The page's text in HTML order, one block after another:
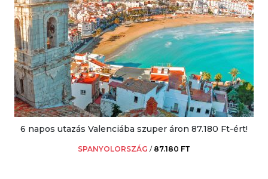
6 napos utazás Valenciába szuper áron 87.180 Ft-ért!
SPANYOLORSZÁG / 87.180 FT